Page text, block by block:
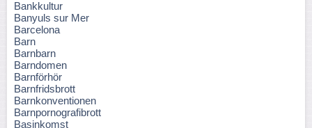
Bankkultur
Banyuls sur Mer
Barcelona
Barn
Barnbarn
Barndomen
Barnförhör
Barnfridsbrott
Barnkonventionen
Barnpornografibrott
Basinkomst